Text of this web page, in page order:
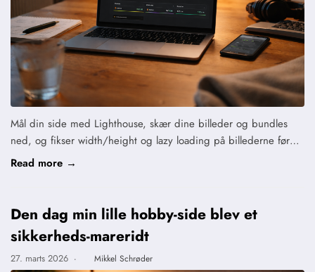
Mål din side med Lighthouse, skær dine billeder og bundles
ned, og fikser width/height og lazy loading på billederne før…
Read more →
Den dag min lille hobby-side blev et
sikkerheds-mareridt
27. marts 2026 · Mikkel Schrøder